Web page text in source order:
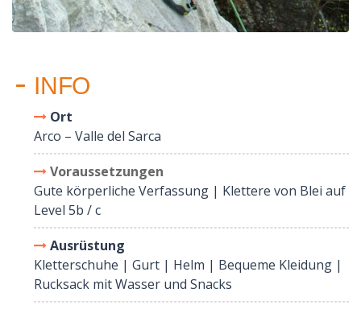
INFO
Ort
Arco – Valle del Sarca
Voraussetzungen
Gute körperliche Verfassung | Klettere von Blei auf
Level 5b / c
Ausrüstung
Kletterschuhe | Gurt | Helm | Bequeme Kleidung |
Rucksack mit Wasser und Snacks